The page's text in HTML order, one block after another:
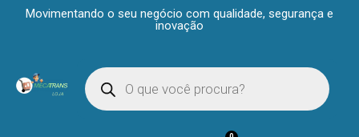
Movimentando o seu negócio com qualidade, segurança e
inovação